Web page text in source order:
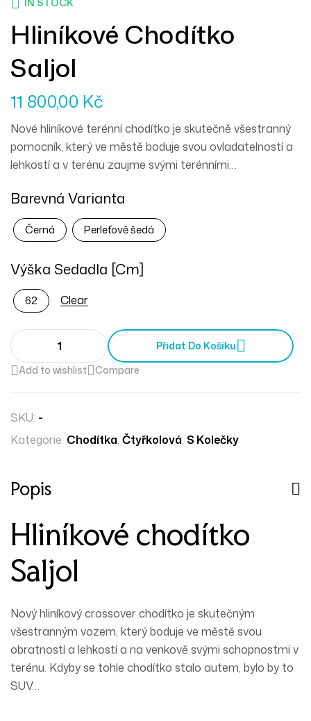
Hliníkové Chodítko
Saljol
11 800,00 Kč
Nové hliníkové terénní chodítko je skutečně všestranný
pomocník, který ve městě boduje svou ovladatelností a
lehkostí a v terénu zaujme svými terénními
Barevná Varianta
Černá Perleťově šedá
Výška Sedadla [cm]
62 Clear
Přidat Do Košíku
Add to wishlist
Compare
SKU: -
Kategorie: Chodítka, Čtyřkolová, S Kolečky
Popis
Hliníkové chodítko
Saljol
Nový hliníkový crossover chodítko je skutečným
všestranným vozem, který boduje ve městě svou
obratností a lehkostí a na venkově svými schopnostmi v
terénu. Kdyby se tohle chodítko stalo autem, bylo by to
SUV…